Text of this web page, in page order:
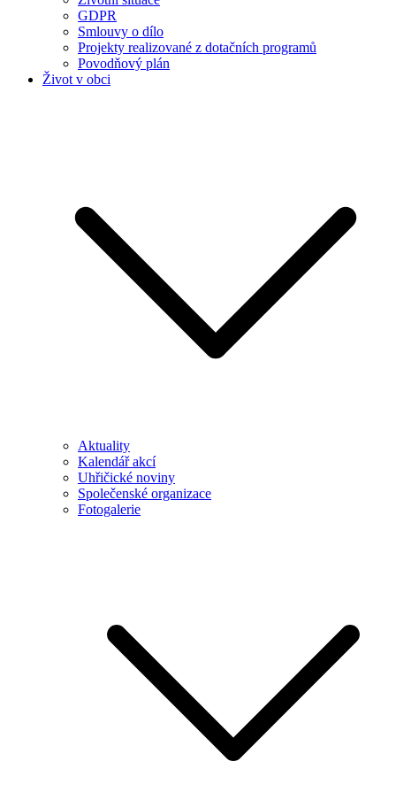
GDPR
Smlouvy o dílo
Projekty realizované z dotačních programů
Povodňový plán
Život v obci
Aktuality
Kalendář akcí
Uhřičické noviny
Společenské organizace
Fotogalerie